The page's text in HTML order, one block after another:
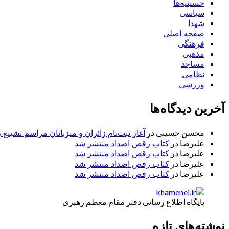
حسینیه‌ها
سیاسی
شهدا
صفحه اصلی
فرهنگی
مذهبی
مساجد
نظامی
ورزشی
آخرین دیدگاه‌ها
محسن حسینی در آغاز ثبت‌نام زائران و میزبانان مراسم
علیرضا در کتاب رقص اضداد منتشر شد
علیرضا در کتاب رقص اضداد منتشر شد
علیرضا در کتاب رقص اضداد منتشر شد
علیرضا در کتاب رقص اضداد منتشر شد
پایگاه اطلاع رسانی دفتر مقام معظم رهبری